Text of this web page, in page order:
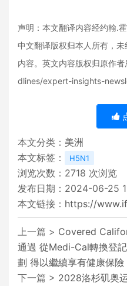
声明：本文翻译内容经约翰.
中文翻译版权归本人所有，
内容。英文内容版权归原作
dlines/expert-insights-
本文分类： 美洲
本文标签：
H5N1
浏览次数： 2718 次浏览
发布日期：2024-06-25
本文链接： https://
上一篇 > Covered
通過 從Medi-Cal轉換登
劃 得以繼續享有健康保險
下一篇 > 2028洛杉矶奥